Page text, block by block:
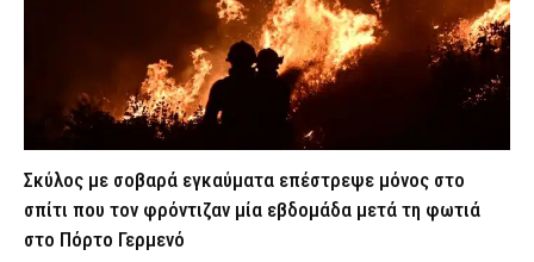
Στενά του Ορμούζ: Κοντά σε συμφωνία Ομάν και Ιράν – Τι
δηλώνει Αμερικανός αξιωματούχος
7 Αυγούστου 2026 23:48
Σοβαρό ατύχημα στην Ηλεία: 31χρονη έπεσε στην άμμο και
υπέστη κάταγμα στον αυχένα
Τραγωδίες σε Βόλο, Χαλκίδα και Βούλα: Τρεις ηλικιωμένοι
έχασαν τη ζωή τους στη θάλασσα
ΕΙΔΗΣΕΙΣ 7 Αυγούστου 2026 23:19
Σκύλος με σοβαρά εγκαύματα επέστρεψε μόνος στο
σπίτι που τον φρόντιζαν μία εβδομάδα μετά τη φωτιά
στο Πόρτο Γερμενό